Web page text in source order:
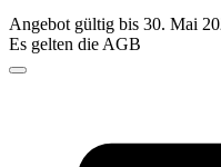
Angebot gültig bis 30. Mai
Es gelten die AGB